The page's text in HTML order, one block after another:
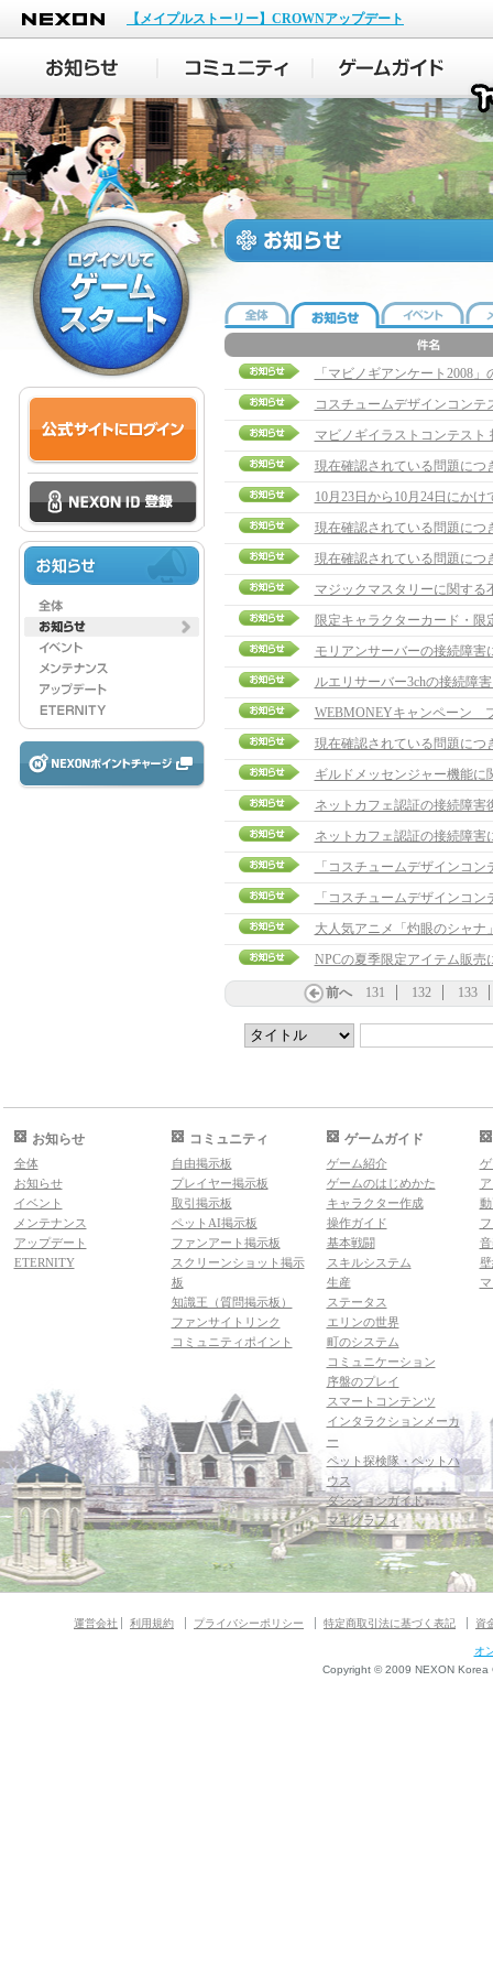
NEXON
【メイプルストーリー】CROWNアップデート
「マビノギアンケート2008」
コスチュームデザインコン
マビノギイラストコンテスト
現在確認されている問題につ
10月23日から10月24日にか
現在確認されている問題につ
現在確認されている問題につ
マジックマスタリーに関する
限定キャラクターカード・
モリアンサーバーの接続障害
ルエリサーバー3chの接続障
WEBMONEYキャンペーン
現在確認されている問題につ
ギルドメッセンジャー機能に
ネットカフェ認証の接続障害
ネットカフェ認証の接続障害
「コスチュームデザインコ
「コスチュームデザインコ
大人気アニメ「灼眼のシャナ
NPCの夏季限定アイテム販売
前へ 131 132 133
お知らせ
全体
お知らせ
イベント
メンテナンス
アップデート
ETERNITY
コミュニティ
自由掲示板
プレイヤー掲示板
取引掲示板
ペットAI掲示板
ファンアート掲示板
スクリーンショット掲示
板
知識王（質問掲示板）
ファンサイトリンク
コミュニティポイント
ゲームガイド
ゲーム紹介
ゲームのはじめかた
キャラクター作成
操作ガイド
基本戦闘
スキルシステム
生産
ステータス
エリンの世界
町のシステム
コミュニケーション
序盤のプレイ
スマートコンテンツ
インタラクションメーカ
ー
ペット探検隊・ペットハ
ウス
ダンジョンガイド
マギグラフィ
運営会社 利用規約 プライバシーポリシー 特定商取引法に基づく表記 資
オ
Copyright © 2009 NEXON Korea